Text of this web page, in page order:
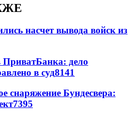
насчет вывода войск из
ПриватБанка: дело
в суд8141
снаряжение Бундесвера:
7395